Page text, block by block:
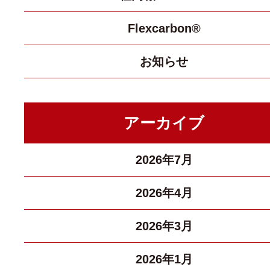
Flexcarbon®
お知らせ
アーカイブ
2026年7月
2026年4月
2026年3月
2026年1月